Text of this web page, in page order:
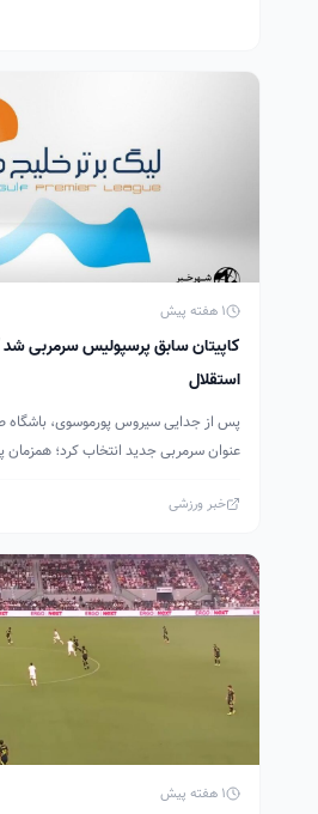
1 هفته پیش
کاپیتان سابق پرسپولیس سرمربی
استقلال
پس از جدایی سیروس پورموسوی، باشگاه
عنوان سرمربی جدید انتخاب کرد؛
خبر ورزشی
1 هفته پیش